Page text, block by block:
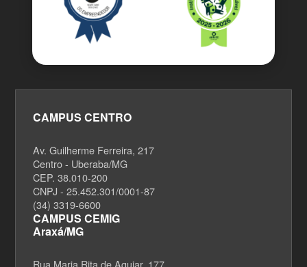
CAMPUS CENTRO
Av. Guilherme Ferreira, 217
Centro - Uberaba/MG
CEP. 38.010-200
CNPJ - 25.452.301/0001-87
(34) 3319-6600
CAMPUS CEMIG
Araxá/MG
Rua Maria Rita de Aguiar, 177